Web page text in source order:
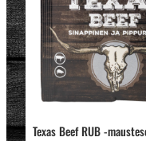
Texas Beef RUB -